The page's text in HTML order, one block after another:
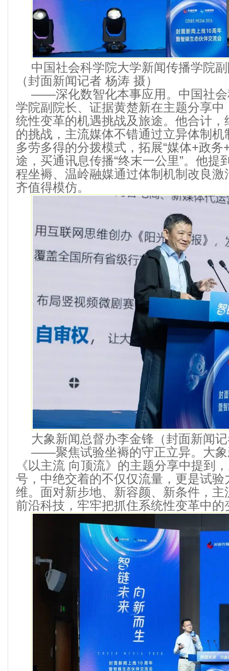
中国社会科学院大学新闻传播学院
（封面新闻记者 杨涛 摄）
——深化数智化本事应用。中国社会
学院副院长、证据黄楚新在主题分享
统性变革的机遇挑战及旅途。他合计
的挑战，主流媒体不错通过立异体制
多劳多得的分拨模式，拓展“媒体+政务
途，买通讯息传播“终末一公里”。他提
程坐褥、温岭融媒通过体制机制改良
齐值得模仿。
大象新闻总督办李金锋（封面新闻
——聚焦试验坐褥的守正立异。大象
《以主流 向顶流》的主题分享中提到
号，中绝交着的不仅仅流量，更是试
维。面对新步地、新容颜、新条件，
前沿科技，牢牢把抓住系统性变革中的